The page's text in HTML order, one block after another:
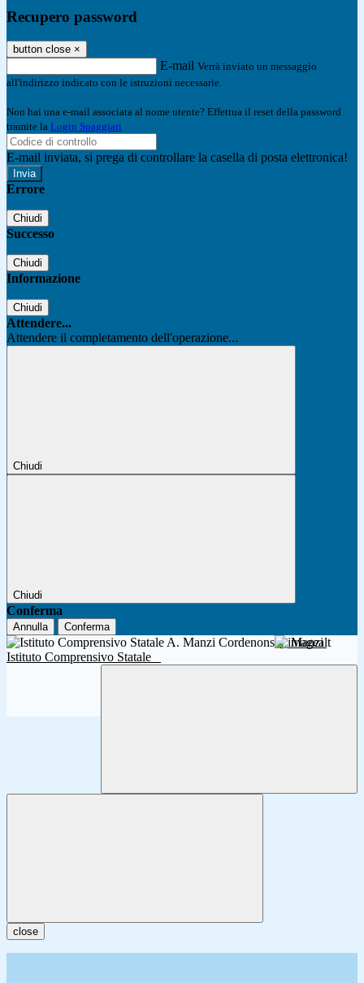
Recupero password
button close ×
E-mail Verrà inviato un messaggio
all'indirizzo indicato con le istruzioni necessarie.
Non hai una e-mail associata al nome utente? Effettua il reset della password
tramite la Login Spaggiari
E-mail inviata, si prega di controllare la casella di posta elettronica!
Errore
Chiudi
Successo
Chiudi
Informazione
Chiudi
Attendere...
Attendere il completamento dell'operazione...
Chiudi
Chiudi
Conferma
Annulla Conferma
A. Manzi
Istituto Comprensivo Statale
close